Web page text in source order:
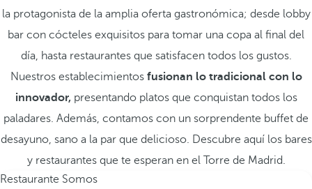
la protagonista de la amplia oferta gastronómica; desde lobby
bar con cócteles exquisitos para tomar una copa al final del
día, hasta restaurantes que satisfacen todos los gustos.
Nuestros establecimientos fusionan lo tradicional con lo
innovador,presentando platos que conquistan todos los
paladares. Además, contamos con un sorprendente buffet de
desayuno, sano a la par que delicioso. Descubre aquí los bares
y restaurantes que te esperan en el Torre de Madrid.
Restaurante Somos